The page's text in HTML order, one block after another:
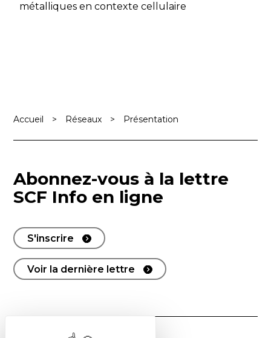
métalliques en contexte cellulaire
Accueil > Réseaux > Présentation
Abonnez-vous à la lettre
SCF Info en ligne
S'inscrire
Voir la dernière lettre